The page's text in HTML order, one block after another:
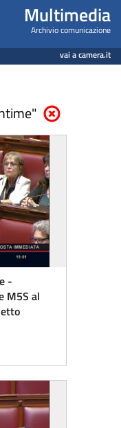
Multimedia
Archivio comunicazione
vai a camera.it
Elimina parametri
-
M5S al